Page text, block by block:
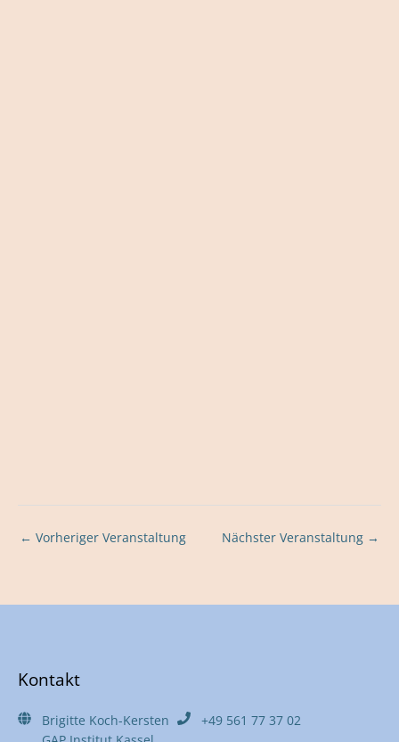
← Vorheriger Veranstaltung Nächster Veranstaltung →
Kontakt
Brigitte Koch-Kersten
+49 561 77 37 02